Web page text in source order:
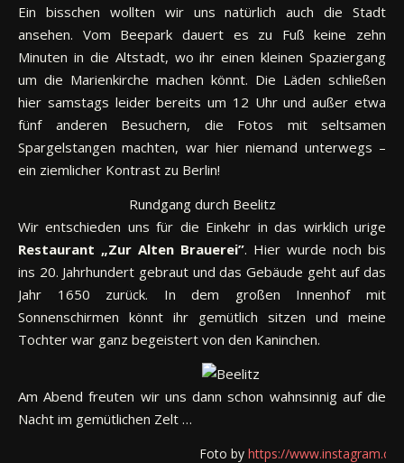
Ein bisschen wollten wir uns natürlich auch die Stadt
ansehen. Vom Beepark dauert es zu Fuß keine zehn
Minuten in die Altstadt, wo ihr einen kleinen Spaziergang
um die Marienkirche machen könnt. Die Läden schließen
hier samstags leider bereits um 12 Uhr und außer etwa
fünf anderen Besuchern, die Fotos mit seltsamen
Spargelstangen machten, war hier niemand unterwegs –
ein ziemlicher Kontrast zu Berlin!
Rundgang durch Beelitz
Wir entschieden uns für die Einkehr in das wirklich urige
Restaurant „Zur Alten Brauerei”. Hier wurde noch bis
ins 20. Jahrhundert gebraut und das Gebäude geht auf das
Jahr 1650 zurück. In dem großen Innenhof mit
Sonnenschirmen könnt ihr gemütlich sitzen und meine
Tochter war ganz begeistert von den Kaninchen.
Am Abend freuten wir uns dann schon wahnsinnig auf die
Nacht im gemütlichen Zelt …
Foto by https://